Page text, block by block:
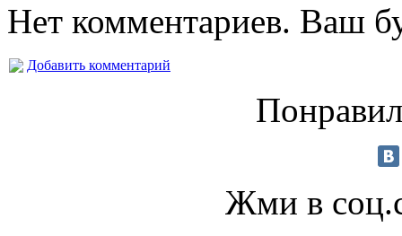
Нет комментариев. Ваш
Добавить комментарий
Жми в